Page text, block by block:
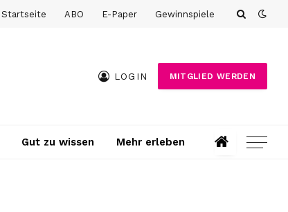
Startseite ABO E-Paper Gewinnspiele
LOGIN MITGLIED WERDEN
Gut zu wissen Mehr erleben